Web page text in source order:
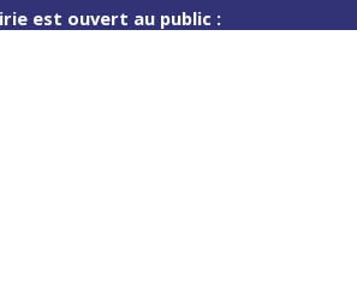
est ouvert au public :